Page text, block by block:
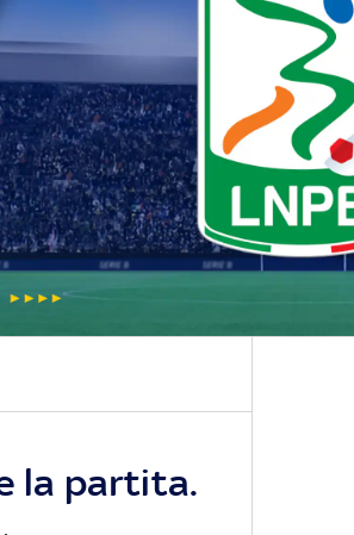
1 - 1
la partita.